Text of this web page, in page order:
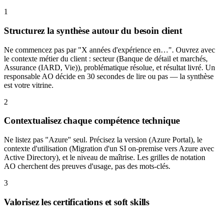
1
Structurez la synthèse autour du besoin client
Ne commencez pas par "X années d'expérience en…". Ouvrez avec
le contexte métier du client : secteur (Banque de détail et marchés,
Assurance (IARD, Vie)), problématique résolue, et résultat livré. Un
responsable AO décide en 30 secondes de lire ou pas — la synthèse
est votre vitrine.
2
Contextualisez chaque compétence technique
Ne listez pas "Azure" seul. Précisez la version (Azure Portal), le
contexte d'utilisation (Migration d'un SI on-premise vers Azure avec
Active Directory), et le niveau de maîtrise. Les grilles de notation
AO cherchent des preuves d'usage, pas des mots-clés.
3
Valorisez les certifications et soft skills